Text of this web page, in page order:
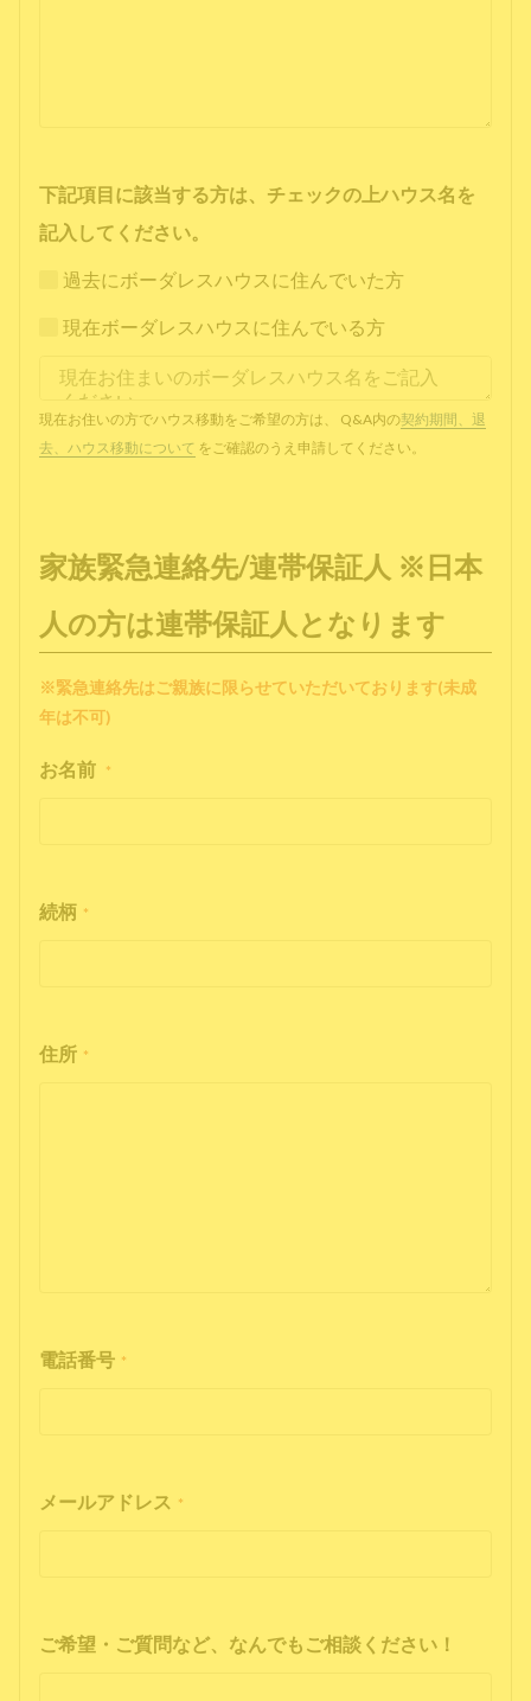
下記項目に該当する方は、チェックの上ハウス名を
記入してください。
過去にボーダレスハウスに住んでいた方
現在ボーダレスハウスに住んでいる方
現在お住いの方でハウス移動をご希望の方は、 Q&A内の契約期間、退
去、ハウス移動について をご確認のうえ申請してください。
家族緊急連絡先/連帯保証人 ※日本
人の方は連帯保証人となります
※緊急連絡先はご親族に限らせていただいております(未成
年は不可)
お名前 *
続柄 *
住所 *
電話番号 *
メールアドレス *
ご希望・ご質問など、なんでもご相談ください！